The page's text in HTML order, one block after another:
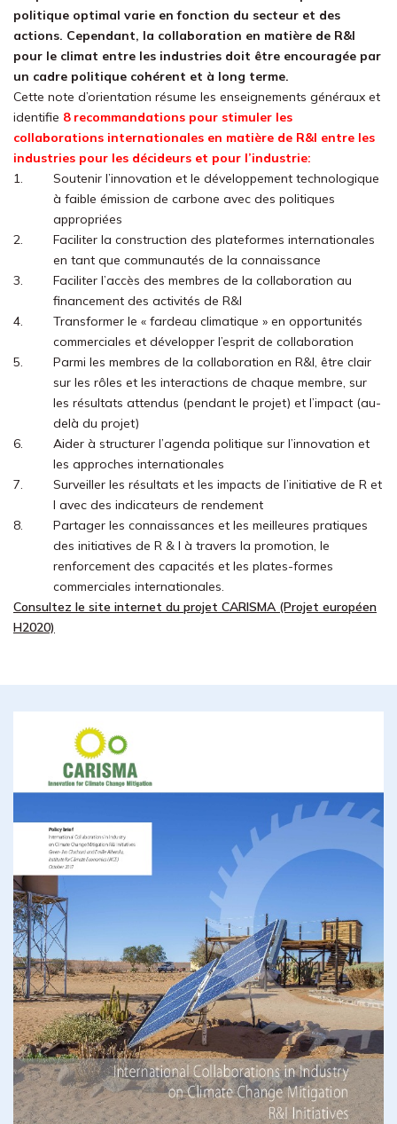
politique optimal varie en fonction du secteur et des
actions. Cependant, la collaboration en matière de R&I
pour le climat entre les industries doit être encouragée par
un cadre politique cohérent et à long terme.
Cette note d’orientation résume les enseignements généraux et
identifie 8 recommandations pour stimuler les
collaborations internationales en matière de R&I entre les
industries pour les décideurs et pour l’industrie:
Soutenir l’innovation et le développement technologique
à faible émission de carbone avec des politiques
appropriées
Faciliter la construction des plateformes internationales
en tant que communautés de la connaissance
Faciliter l’accès des membres de la collaboration au
financement des activités de R&I
Transformer le « fardeau climatique » en opportunités
commerciales et développer l’esprit de collaboration
Parmi les membres de la collaboration en R&I, être clair
sur les rôles et les interactions de chaque membre, sur
les résultats attendus (pendant le projet) et l’impact (au-
delà du projet)
Aider à structurer l’agenda politique sur l’innovation et
les approches internationales
Surveiller les résultats et les impacts de l’initiative de R et
I avec des indicateurs de rendement
Partager les connaissances et les meilleures pratiques
des initiatives de R & I à travers la promotion, le
renforcement des capacités et les plates-formes
commerciales internationales.
Consultez le site internet du projet CARISMA (Projet européen
H2020)